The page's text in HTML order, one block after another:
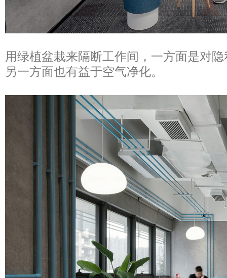
用绿植盆栽来隔断工作间，一方面是对
另一方面也有益于空气净化。